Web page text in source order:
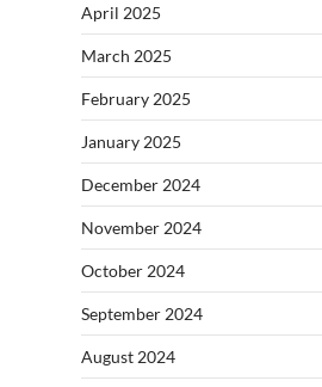
April 2025
March 2025
February 2025
January 2025
December 2024
November 2024
October 2024
September 2024
August 2024